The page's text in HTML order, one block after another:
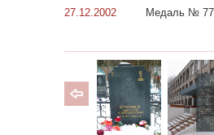
27.12.2002 Медаль №